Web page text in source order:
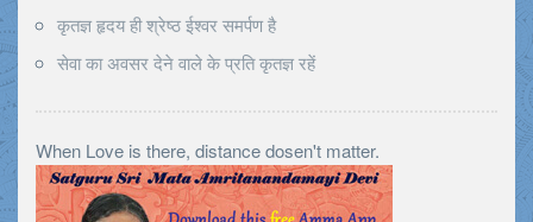
कृतज्ञ हृदय ही श्रेष्ठ ईश्वर समर्पण है
सेवा का अवसर देने वाले के प्रति कृतज्ञ रहें
When Love is there, distance dosen't matter.